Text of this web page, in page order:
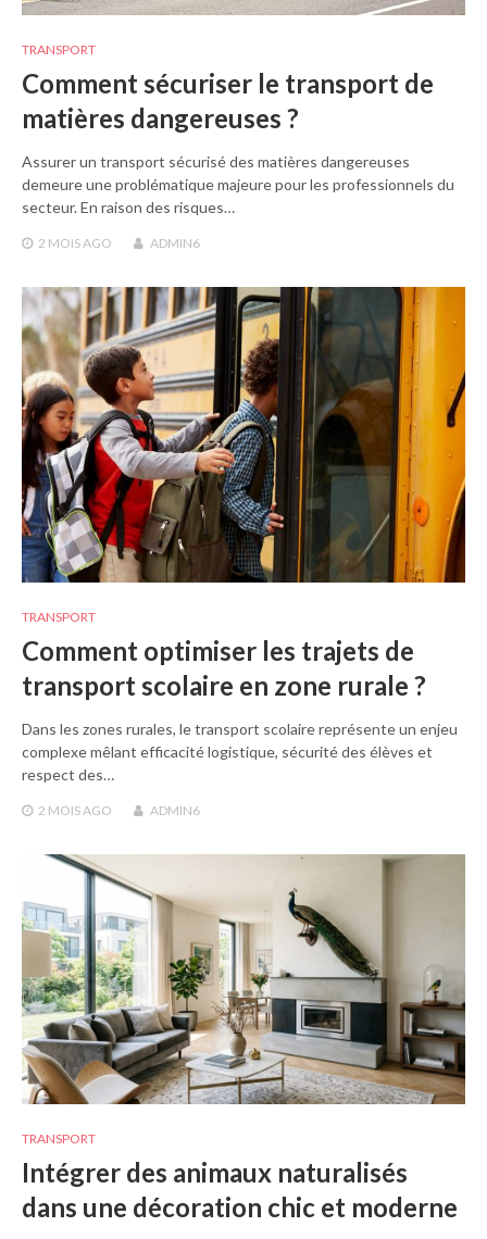
TRANSPORT
Comment sécuriser le transport de
matières dangereuses ?
Assurer un transport sécurisé des matières dangereuses
demeure une problématique majeure pour les professionnels du
secteur. En raison des risques…
2 MOISAGO ADMIN6
TRANSPORT
Comment optimiser les trajets de
transport scolaire en zone rurale ?
Dans les zones rurales, le transport scolaire représente un enjeu
complexe mêlant efficacité logistique, sécurité des élèves et
respect des…
2 MOIS AGO ADMIN6
TRANSPORT
Intégrer des animaux naturalisés
dans une décoration chic et moderne